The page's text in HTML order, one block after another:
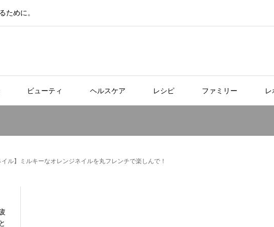
ために。
ビューティ ヘルスケア レシピ ファミリー レ
イル】ミルキーなオレンジネイルを丸フレンチで楽しんで！